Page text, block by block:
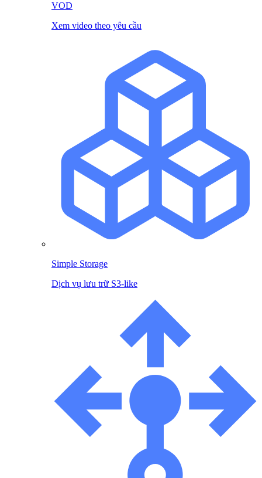
VOD
Xem video theo yêu cầu
Simple Storage
Dịch vụ lưu trữ S3-like